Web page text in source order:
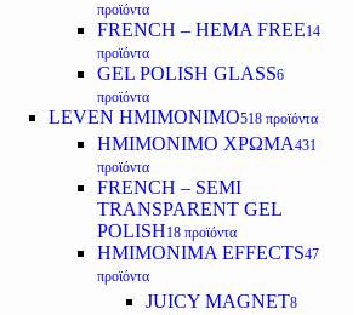
προϊόντα
FRENCH – HEMA FREE14
προϊόντα
GEL POLISH GLASS6
προϊόντα
LEVEN ΗΜΙΜΟΝΙΜΟ518 προϊόντα
ΗΜΙΜΟΝΙΜΟ ΧΡΩΜΑ431
προϊόντα
FRENCH – SEMI
TRANSPARENT GEL
POLISH18 προϊόντα
HMIMONIMA EFFECTS47
προϊόντα
JUICY MAGNET8